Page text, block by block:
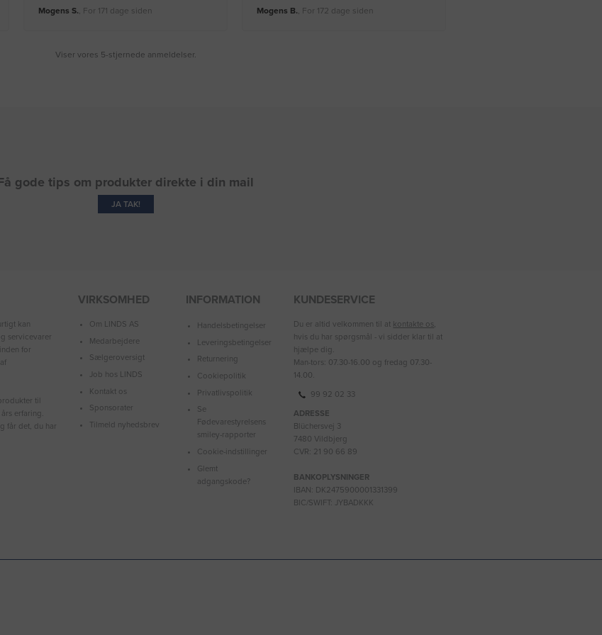
Mogens S., For 171 dage siden Mogens B., For 172 dage siden
Viser vores 5-stjernede anmeldelser.
gode tips om produkter direkte i din mail
JA TAK!
kan
servicevarer
for
til
erfaring.
får det, du har
VIRKSOMHED
Om LINDS AS
Medarbejdere
Sælgeroversigt
Job hos LINDS
Kontakt os
Sponsorater
Tilmeld nyhedsbrev
INFORMATION
Handelsbetingelser
Leveringsbetingelser
Returnering
Cookiepolitik
Privatlivspolitik
Se
Fødevarestyrelsens
smiley-rapporter
Cookie-indstillinger
Glemt
adgangskode?
KUNDESERVICE
Du er altid velkommen til at kontakte os,
hvis du har spørgsmål - vi sidder klar til at
hjælpe dig.
Man-tors: 07.30-16.00 og fredag 07.30-
14.00.
99 92 02 33
ADRESSE
Blüchersvej 3
7480 Vildbjerg
CVR: 21 90 66 89
BANKOPLYSNINGER
IBAN: DK2475900001331399
BIC/SWIFT: JYBADKKK